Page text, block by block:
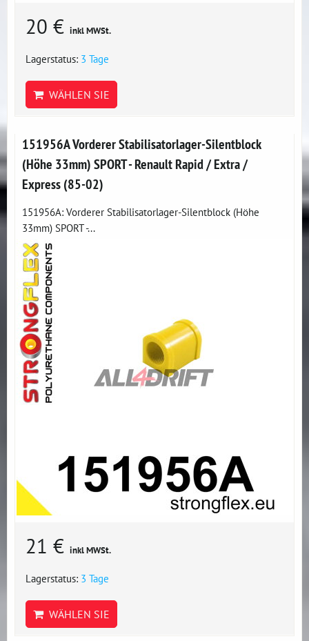
20 € inkl MWSt.
Lagerstatus: 3 Tage
WÄHLEN SIE
151956A Vorderer Stabilisatorlager-Silentblock
(Höhe 33mm) SPORT - Renault Rapid / Extra /
Express (85-02)
151956A: Vorderer Stabilisatorlager-Silentblock (Höhe
33mm) SPORT -...
21 € inkl MWSt.
Lagerstatus: 3 Tage
WÄHLEN SIE